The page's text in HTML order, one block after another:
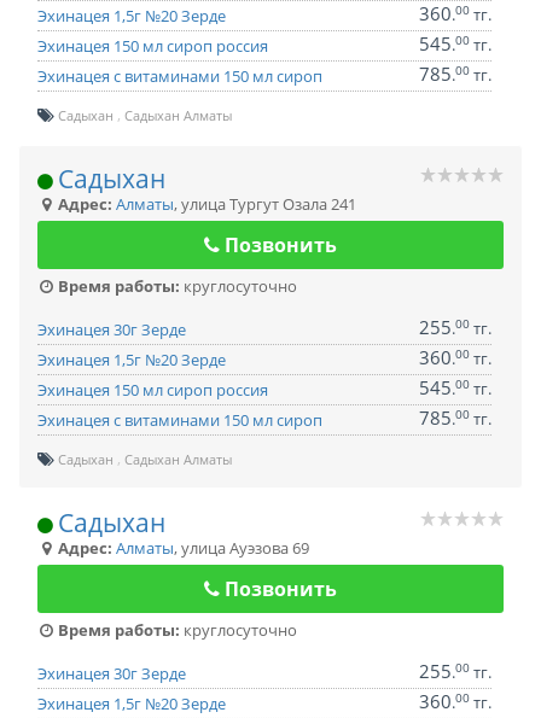
Эхинацея 1,5г №20 Зерде
360.00 тг.
Эхинацея 150 мл сироп россия
545.00 тг.
Эхинацея с витаминами 150 мл сироп
785.00 тг.
Садыхан Садыхан Алматы
Садыхан
Адрес: Алматы,улица Тургут Озала 241
Позвонить
Время работы: круглосуточно
Эхинацея 30г Зерде
255.00 тг.
Эхинацея 1,5г №20 Зерде
360.00 тг.
Эхинацея 150 мл сироп россия
545.00 тг.
Эхинацея с витаминами 150 мл сироп
785.00 тг.
Садыхан Садыхан Алматы
Садыхан
Адрес: Алматы,улица Ауэзова 69
Позвонить
Время работы: круглосуточно
Эхинацея 30г Зерде
255.00 тг.
Эхинацея 1,5г №20 Зерде
360.00 тг.